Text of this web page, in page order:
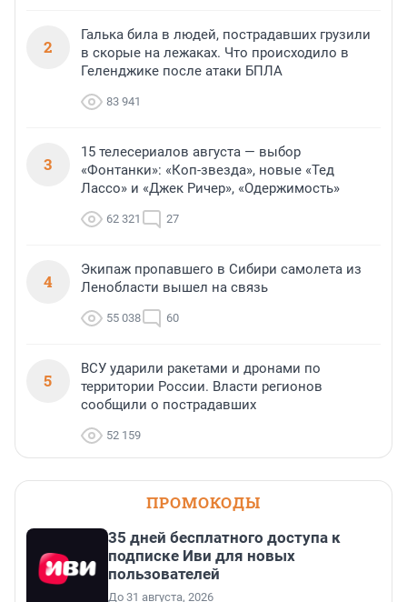
2
Галька била в людей, пострадавших грузили
в скорые на лежаках. Что происходило в
Геленджике после атаки БПЛА
83 941
3
15 телесериалов августа — выбор
«Фонтанки»: «Коп-звезда», новые «Тед
Лассо» и «Джек Ричер», «Одержимость»
62 321 27
4
Экипаж пропавшего в Сибири самолета из
Ленобласти вышел на связь
55 038 60
5
ВСУ ударили ракетами и дронами по
территории России. Власти регионов
сообщили о пострадавших
52 159
ПРОМОКОДЫ
35 дней бесплатного доступа к
подписке Иви для новых
пользователей
До 31 августа, 2026